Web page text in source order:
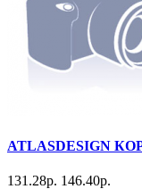
ATLASDESIGN
131.28р. 146.40р.